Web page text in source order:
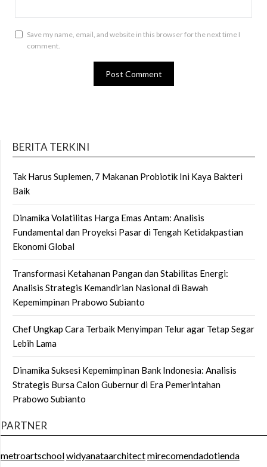
Save my name, email, and website in this browser for the next time I
comment.
BERITA TERKINI
Tak Harus Suplemen, 7 Makanan Probiotik Ini Kaya Bakteri
Baik
Dinamika Volatilitas Harga Emas Antam: Analisis
Fundamental dan Proyeksi Pasar di Tengah Ketidakpastian
Ekonomi Global
Transformasi Ketahanan Pangan dan Stabilitas Energi:
Analisis Strategis Kemandirian Nasional di Bawah
Kepemimpinan Prabowo Subianto
Chef Ungkap Cara Terbaik Menyimpan Telur agar Tetap Segar
Lebih Lama
Dinamika Suksesi Kepemimpinan Bank Indonesia: Analisis
Strategis Bursa Calon Gubernur di Era Pemerintahan
Prabowo Subianto
PARTNER
metroartschoolwidyanataarchitectmirecomendadotienda